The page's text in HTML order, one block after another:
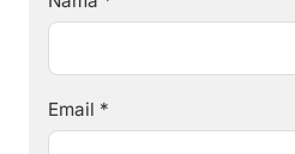
Email *